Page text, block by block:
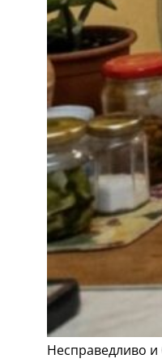
Несправедливо